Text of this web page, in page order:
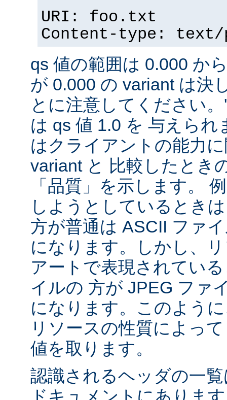
URI: foo.txt
Content-type:
qs 値の範囲は 0.000 か
が 0.000 の variant は決
とに注意してください
は qs 値 1.0 を 与えら
はクライアントの能力
variant と 比較したとき
「品質」を示します。
しようとしているとき
方が普通は ASCII ファ
になります。しかし、
アートで表現されてい
イルの 方が JPEG ファ
になります。このよう
リソースの性質によっ
値を取ります。
認識されるヘッダの一
ドキュメントにありま